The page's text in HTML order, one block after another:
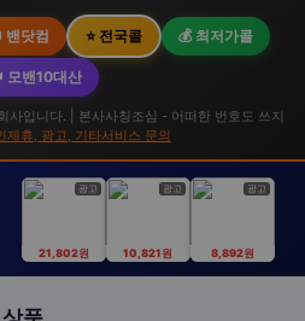
밴닷컴 ⭐ 전국콜 💰 최저가콜
모밴10대산
사입니다. | 본사사칭조심 - 어떠한 번호도 쓰지
제휴, 광고, 기타서비스 문의
광고
21,802원
광고
10,821원
광고
8,892원